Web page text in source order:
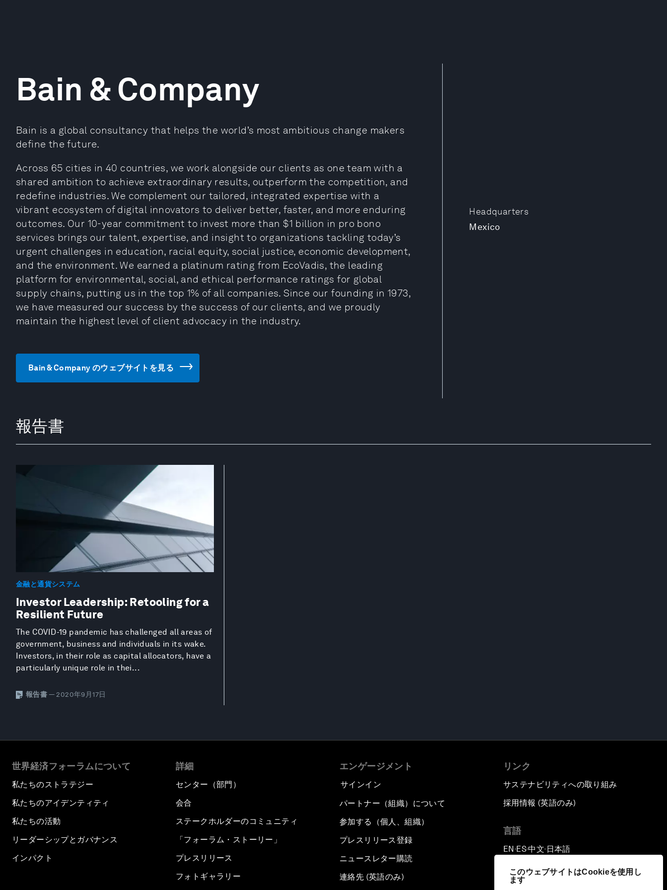
このウェブサイトはCookieを使用し
ます
Headquarters
Mexico
Bain & Company
Bain is a global consultancy that helps the world’s most ambitious change makers
define the future.
Across 65 cities in 40 countries, we work alongside our clients as one team with a
shared ambition to achieve extraordinary results, outperform the competition, and
redefine industries. We complement our tailored, integrated expertise with a
vibrant ecosystem of digital innovators to deliver better, faster, and more enduring
outcomes. Our 10-year commitment to invest more than $1 billion in pro bono
services brings our talent, expertise, and insight to organizations tackling today’s
urgent challenges in education, racial equity, social justice, economic development,
and the environment. We earned a platinum rating from EcoVadis, the leading
platform for environmental, social, and ethical performance ratings for global
supply chains, putting us in the top 1% of all companies. Since our founding in 1973,
we have measured our success by the success of our clients, and we proudly
maintain the highest level of client advocacy in the industry.
Bain & Company のウェブサイトを見る
報告書
金融と通貨システム
Investor Leadership: Retooling for a
Resilient Future
The COVID-19 pandemic has challenged all areas of
government, business and individuals in its wake.
Investors, in their role as capital allocators, have a
particularly unique role in thei...
報告書 — 2020年9月17日
世界経済フォーラムについて
私たちのストラテジー
私たちのアイデンティティ
私たちの活動
リーダーシップとガバナンス
インパクト
詳細
センター（部門）
会合
ステークホルダーのコミュニティ
「フォーラム・ストーリー」
プレスリリース
フォトギャラリー
エンゲージメント
サインイン
パートナー（組織）について
参加する（個人、組織）
プレスリリース登録
ニュースレター購読
連絡先 (英語のみ)
リンク
サステナビリティへの取り組み
採用情報 (英語のみ)
言語
EN ▪ES▪中文▪ 日本語